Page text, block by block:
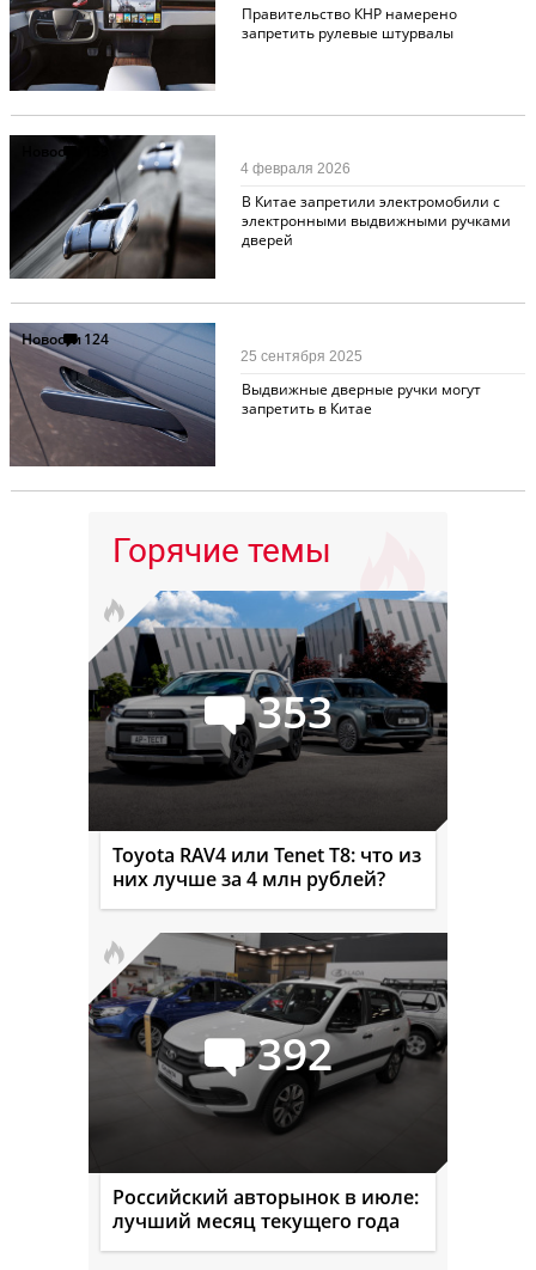
Правительство КНР намерено
запретить рулевые штурвалы
Новости
В Китае запретили электромобили с
электронными выдвижными ручками
дверей
4 февраля 2026
Новости124
Выдвижные дверные ручки могут
запретить в Китае
25 сентября 2025
Горячие темы
353
Toyota RAV4 или Tenet T8: что из
них лучше за 4 млн рублей?
392
Российский авторынок в июле:
лучший месяц текущего года